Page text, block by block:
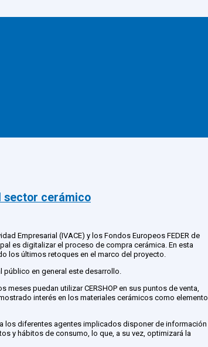
sector cerámico
Empresarial (IVACE) y los Fondos Europeos FEDER de
es digitalizar el proceso de compra cerámica. En esta
los últimos retoques en el marco del proyecto.
público en general este desarrollo.
puedan utilizar CERSHOP en sus puntos de venta,
interés en los materiales cerámicos como elemento
los diferentes agentes implicados disponer de información
y hábitos de consumo, lo que, a su vez, optimizará la